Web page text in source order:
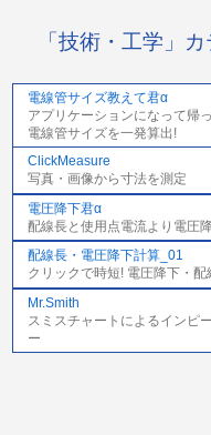
「技術・工学」
電線管サイズ教えて君α
アプリケーションになって帰
電線管サイズを一発算出!
ClickMeasure
写真・画像から寸法を測定
電圧降下君α
配線長と使用点電流より電圧
配線長・電圧降下計算_01
クリックで時短! 電圧降下・
Mr.Smith
スミスチャートによるインピ
ー